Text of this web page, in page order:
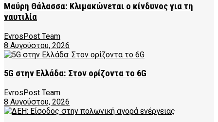
Μαύρη Θάλασσα: Κλιμακώνεται ο κίνδυνος για τη
ναυτιλία
EvrosPost Team
8 Αυγούστου, 2026
5G στην Ελλάδα: Στον ορίζοντα το 6G
EvrosPost Team
8 Αυγούστου, 2026